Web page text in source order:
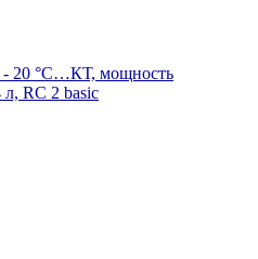
- 20 °C…КТ, мощность
RC 2 basic